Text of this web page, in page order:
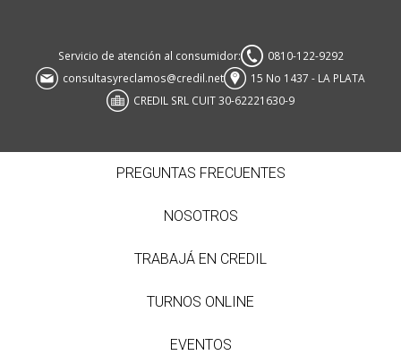
Servicio de atención al consumidor:
0810-122-9292
consultasyreclamos@credil.net
15 No 1437 - LA PLATA
CREDIL SRL CUIT 30-62221630-9
PREGUNTAS FRECUENTES
NOSOTROS
TRABAJÁ EN CREDIL
TURNOS ONLINE
EVENTOS